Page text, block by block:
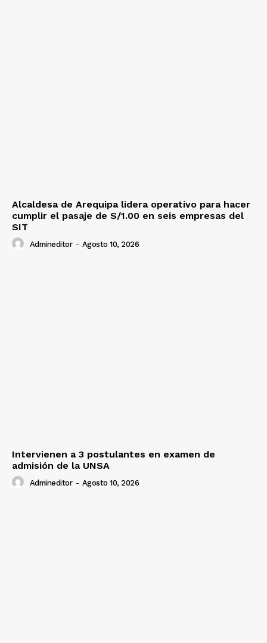
Alcaldesa de Arequipa lidera operativo para hacer
cumplir el pasaje de S/1.00 en seis empresas del
SIT
Admineditor - Agosto 10, 2026
Intervienen a 3 postulantes en examen de
admisión de la UNSA
Admineditor - Agosto 10, 2026